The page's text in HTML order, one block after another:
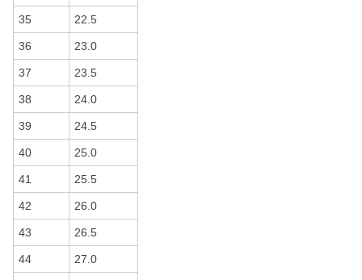
35 22.5
36 23.0
37 23.5
38 24.0
39 24.5
40 25.0
41 25.5
42 26.0
43 26.5
44 27.0